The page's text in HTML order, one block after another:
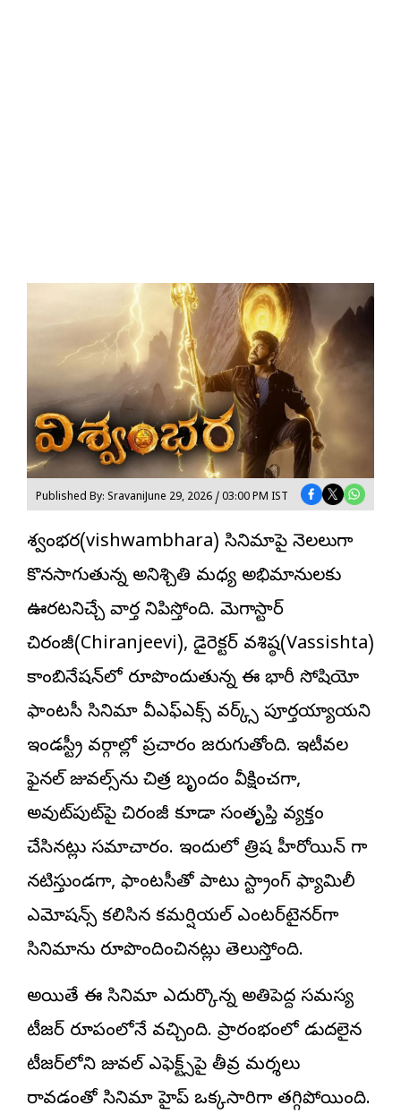
Published By: SravaniJune 29, 2026 / 03:00 PM IST
విశ్వంభర(vishwambhara) సినిమాపై నెలలుగా
కొనసాగుతున్న అనిశ్చితి మధ్య అభిమానులకు
ఊరటనిచ్చే వార్త వినిపిస్తోంది. మెగాస్టార్
చిరంజీవి(Chiranjeevi), డైరెక్ట‌ర్ వశిష్ఠ(Vassishta)
కాంబినేషన్‌లో రూపొందుతున్న ఈ భారీ సోషియో
ఫాంటసీ సినిమా వీఎఫ్‌ఎక్స్ వ‌ర్క్స్ పూర్తయ్యాయని
ఇండస్ట్రీ వర్గాల్లో ప్రచారం జరుగుతోంది. ఇటీవల
ఫైనల్ విజువల్స్‌ను చిత్ర బృందం వీక్షించగా,
అవుట్‌పుట్‌పై చిరంజీవి కూడా సంతృప్తి వ్యక్తం
చేసినట్లు సమాచారం. ఇందులో త్రిష హీరోయిన్ గా
నటిస్తుండగా, ఫాంటసీతో పాటు స్ట్రాంగ్ ఫ్యామిలీ
ఎమోష‌న్స్ కలిసిన కమర్షియల్ ఎంటర్‌టైనర్‌గా
సినిమాను రూపొందించినట్లు తెలుస్తోంది.
అయితే ఈ సినిమా ఎదుర్కొన్న అతిపెద్ద సమస్య
టీజర్ రూపంలోనే వచ్చింది. ప్రారంభంలో విడుదలైన
టీజర్‌లోని విజువల్ ఎఫెక్ట్స్‌పై తీవ్ర విమర్శలు
రావడంతో సినిమా హైప్ ఒక్కసారిగా తగ్గిపోయింది.